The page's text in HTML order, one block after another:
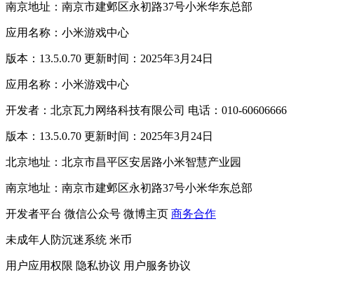
南京地址：南京市建邺区永初路37号小米华东总部
应用名称：小米游戏中心
版本：13.5.0.70 更新时间：2025年3月24日
应用名称：小米游戏中心
开发者：北京瓦力网络科技有限公司 电话：010-60606666
版本：13.5.0.70 更新时间：2025年3月24日
北京地址：北京市昌平区安居路小米智慧产业园
南京地址：南京市建邺区永初路37号小米华东总部
开发者平台 微信公众号 微博主页 商务合作
未成年人防沉迷系统 米币
用户应用权限 隐私协议 用户服务协议